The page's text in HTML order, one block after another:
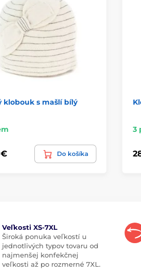
klobouk s mašlí bílý
€ Do košíka
3
Veľkosti XS-7XL
Široká ponuka veľkostí u
jednotlivých typov tovaru od
najmenšej konfekčnej
veľkosti až po rozmerné 7XL.